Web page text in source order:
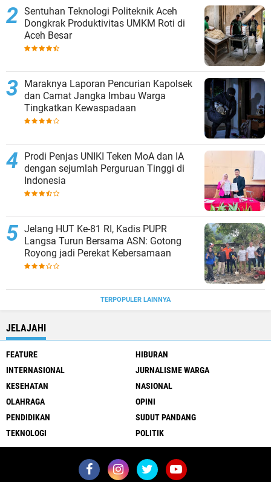
Sentuhan Teknologi Politeknik Aceh
Dongkrak Produktivitas UMKM Roti di
Aceh Besar
Maraknya Laporan Pencurian Kapolsek
dan Camat Jangka Imbau Warga
Tingkatkan Kewaspadaan
Prodi Penjas UNIKI Teken MoA dan IA
dengan sejumlah Perguruan Tinggi di
Indonesia
Jelang HUT Ke-81 RI, Kadis PUPR
Langsa Turun Bersama ASN: Gotong
Royong jadi Perekat Kebersamaan
TERPOPULER LAINNYA
JELAJAHI
FEATURE
HIBURAN
INTERNASIONAL
JURNALISME WARGA
KESEHATAN
NASIONAL
OLAHRAGA
OPINI
PENDIDIKAN
SUDUT PANDANG
TEKNOLOGI
POLITIK